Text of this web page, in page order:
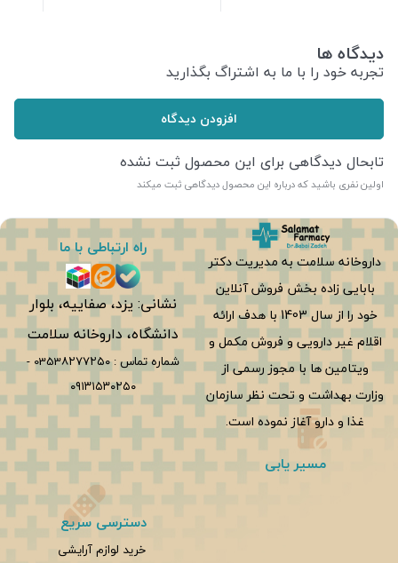
دیدگاه ها
تجربه خود را با ما به اشتراگ بگذارید
افزودن دیدگاه
تابحال دیدگاهی برای این محصول ثبت نشده
اولین نفری باشید که درباره این محصول دیدگاهی ثبت میکند
داروخانه سلامت به مدیریت دکتر
بابایی زاده بخش فروش آنلاین
خود را از سال 1403 با هدف ارائه
اقلام غیر دارویی و فروش مکمل و
ویتامین ها با مجوز رسمی از
وزارت بهداشت و تحت نظر سازمان
غذا و دارو آغاز نموده است.
راه ارتباطی با ما
نشانی: یزد، صفاییه، بلوار
دانشگاه، داروخانه سلامت
شماره تماس :0353۸۲۷۷۲۵۰ -
۰۹۱۳۱۵۳۰۲۵۰
مسیر یابی
دسترسی سریع
خرید لوازم آرایشی